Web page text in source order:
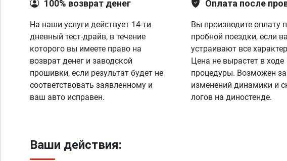
100% возврат денег
На наши услуги действует 14-ти
дневный тест-драйв, в течение
которого вы имеете право на
возврат денег и заводской
прошивки, если результат будет не
соответствовать заявленному и
ваш авто исправен.
Оплата после
Вы производите оплату
пробной поездки, если
устраивают все
Цена не вырастет в ходе
процедуры. Возможен
изменений динамики и
логов на диностенде.
Ваши действия: